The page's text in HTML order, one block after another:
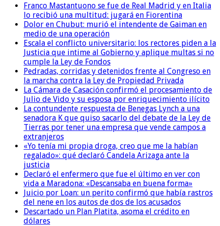
Franco Mastantuono se fue de Real Madrid y en Italia
lo recibió una multitud: jugará en Fiorentina
Dolor en Chubut: murió el intendente de Gaiman en
medio de una operación
Escala el conflicto universitario: los rectores piden a la
Justicia que intime al Gobierno y aplique multas si no
cumple la Ley de Fondos
Pedradas, corridas y detenidos frente al Congreso en
la marcha contra la Ley de Propiedad Privada
La Cámara de Casación confirmó el procesamiento de
Julio de Vido y su esposa por enriquecimiento ilícito
La contundente respuesta de Benegas Lynch a una
senadora K que quiso sacarlo del debate de la Ley de
Tierras por tener una empresa que vende campos a
extranjeros
«Yo tenía mi propia droga, creo que me la habían
regalado»: qué declaró Candela Arizaga ante la
justicia
Declaró el enfermero que fue el último en ver con
vida a Maradona: «Descansaba en buena forma»
Juicio por Loan: un perito confirmó que había rastros
del nene en los autos de dos de los acusados
Descartado un Plan Platita, asoma el crédito en
dólares